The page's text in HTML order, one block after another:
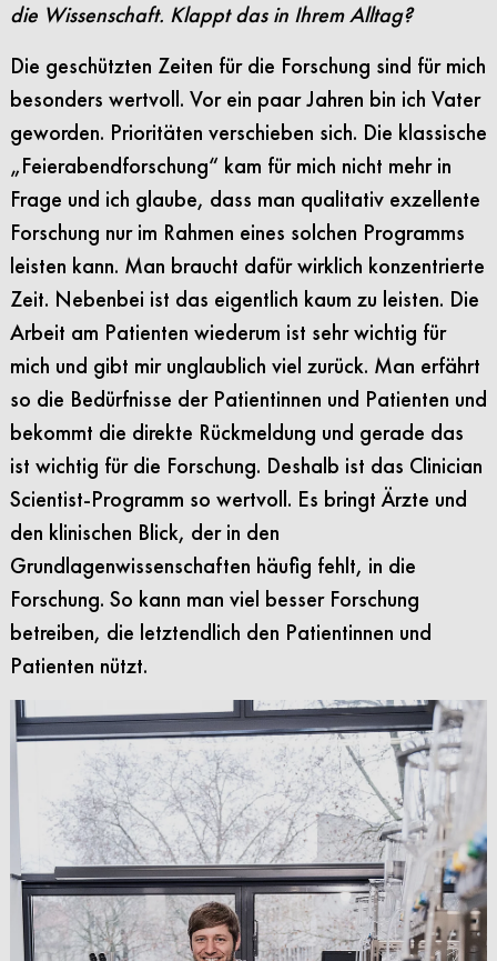
die Wissenschaft. Klappt das in Ihrem Alltag?
Die geschützten Zeiten für die Forschung sind für mich
besonders wertvoll. Vor ein paar Jahren bin ich Vater
geworden. Prioritäten verschieben sich. Die klassische
„Feierabendforschung“ kam für mich nicht mehr in
Frage und ich glaube, dass man qualitativ exzellente
Forschung nur im Rahmen eines solchen Programms
leisten kann. Man braucht dafür wirklich konzentrierte
Zeit. Nebenbei ist das eigentlich kaum zu leisten. Die
Arbeit am Patienten wiederum ist sehr wichtig für
mich und gibt mir unglaublich viel zurück. Man erfährt
so die Bedürfnisse der Patientinnen und Patienten und
bekommt die direkte Rückmeldung und gerade das
ist wichtig für die Forschung. Deshalb ist das Clinician
Scientist-Programm so wertvoll. Es bringt Ärzte und
den klinischen Blick, der in den
Grundlagenwissenschaften häufig fehlt, in die
Forschung. So kann man viel besser Forschung
betreiben, die letztendlich den Patientinnen und
Patienten nützt.